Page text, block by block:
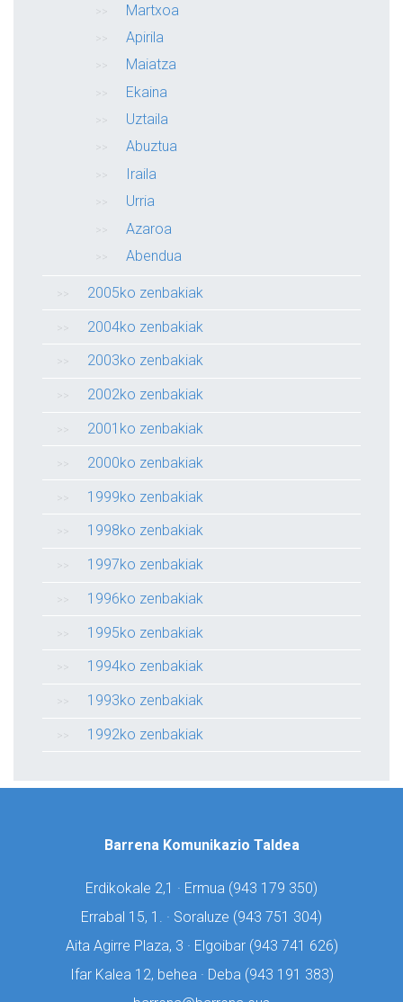
Martxoa
Apirila
Maiatza
Ekaina
Uztaila
Abuztua
Iraila
Urria
Azaroa
Abendua
2005ko zenbakiak
2004ko zenbakiak
2003ko zenbakiak
2002ko zenbakiak
2001ko zenbakiak
2000ko zenbakiak
1999ko zenbakiak
1998ko zenbakiak
1997ko zenbakiak
1996ko zenbakiak
1995ko zenbakiak
1994ko zenbakiak
1993ko zenbakiak
1992ko zenbakiak
Barrena Komunikazio Taldea
Erdikokale 2,1 · Ermua (943 179 350)
Errabal 15, 1. · Soraluze (943 751 304)
Aita Agirre Plaza, 3 · Elgoibar (943 741 626)
Ifar Kalea 12, behea · Deba (943 191 383)